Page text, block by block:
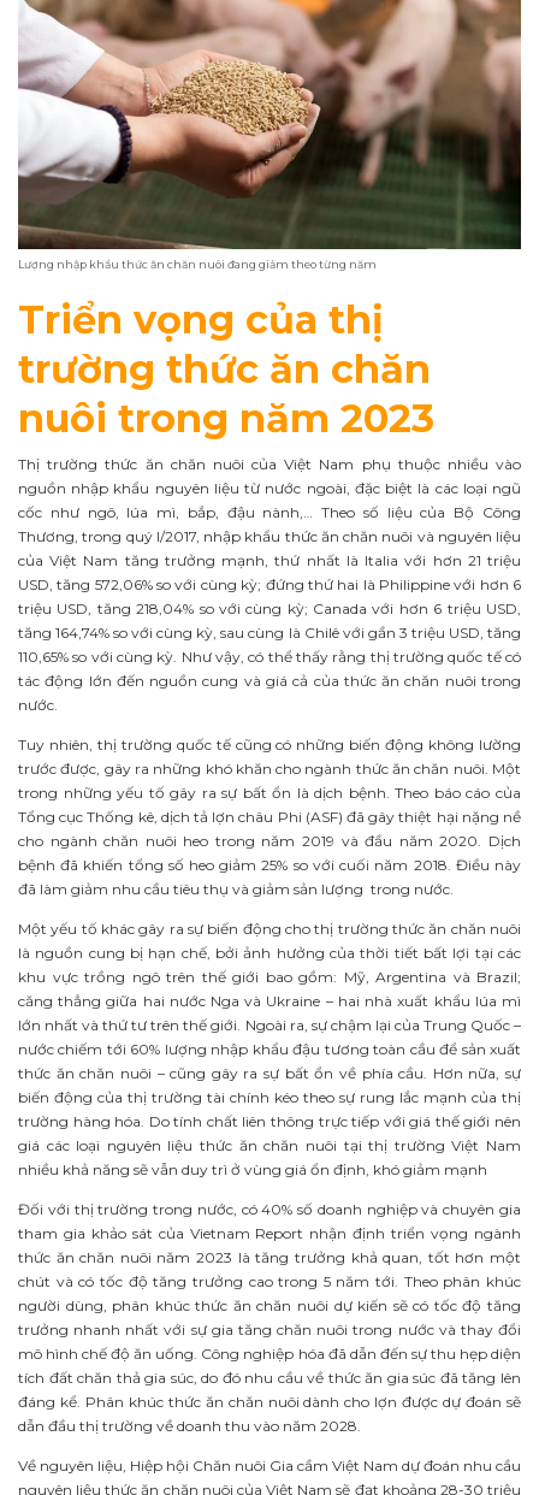
Lượng nhập khẩu thức ăn chăn nuôi đang giảm theo từng năm
Triển vọng của thị
trường thức ăn chăn
nuôi trong năm 2023
Thị trường thức ăn chăn nuôi của Việt Nam phụ thuộc nhiều vào
nguồn nhập khẩu nguyên liệu từ nước ngoài, đặc biệt là các loại ngũ
cốc như ngô, lúa mì, bắp, đậu nành,… Theo số liệu của Bộ Công
Thương, trong quý I/2017, nhập khẩu thức ăn chăn nuôi và nguyên liệu
của Việt Nam tăng trưởng mạnh, thứ nhất là Italia với hơn 21 triệu
USD, tăng 572,06% so với cùng kỳ; đứng thứ hai là Philippine với hơn 6
triệu USD, tăng 218,04% so với cùng kỳ; Canada với hơn 6 triệu USD,
tăng 164,74% so với cùng kỳ, sau cùng là Chilê với gần 3 triệu USD, tăng
110,65% so với cùng kỳ. Như vậy, có thể thấy rằng thị trường quốc tế có
tác động lớn đến nguồn cung và giá cả của thức ăn chăn nuôi trong
nước.
Tuy nhiên, thị trường quốc tế cũng có những biến động không lường
trước được, gây ra những khó khăn cho ngành thức ăn chăn nuôi. Một
trong những yếu tố gây ra sự bất ổn là dịch bệnh. Theo báo cáo của
Tổng cục Thống kê, dịch tả lợn châu Phi (ASF) đã gây thiệt hại nặng nề
cho ngành chăn nuôi heo trong năm 2019 và đầu năm 2020. Dịch
bệnh đã khiến tổng số heo giảm 25% so với cuối năm 2018. Điều này
đã làm giảm nhu cầu tiêu thụ và giảm sản lượng trong nước.
Một yếu tố khác gây ra sự biến động cho thị trường thức ăn chăn nuôi
là nguồn cung bị hạn chế, bởi ảnh hưởng của thời tiết bất lợi tại các
khu vực trồng ngô trên thế giới bao gồm: Mỹ, Argentina và Brazil;
căng thẳng giữa hai nước Nga và Ukraine – hai nhà xuất khẩu lúa mì
lớn nhất và thứ tư trên thế giới. Ngoài ra, sự chậm lại của Trung Quốc –
nước chiếm tới 60% lượng nhập khẩu đậu tương toàn cầu để sản xuất
thức ăn chăn nuôi – cũng gây ra sự bất ổn về phía cầu. Hơn nữa, sự
biến động của thị trường tài chính kéo theo sự rung lắc mạnh của thị
trường hàng hóa. Do tính chất liên thông trực tiếp với giá thế giới nên
giá các loại nguyên liệu thức ăn chăn nuôi tại thị trường Việt Nam
nhiều khả năng sẽ vẫn duy trì ở vùng giá ổn định, khó giảm mạnh
Đối với thị trường trong nước, có 40% số doanh nghiệp và chuyên gia
tham gia khảo sát của Vietnam Report nhận định triển vọng ngành
thức ăn chăn nuôi năm 2023 là tăng trưởng khả quan, tốt hơn một
chút và có tốc độ tăng trưởng cao trong 5 năm tới. Theo phân khúc
người dùng, phân khúc thức ăn chăn nuôi dự kiến ​​sẽ có tốc độ tăng
trưởng nhanh nhất với sự gia tăng chăn nuôi trong nước và thay đổi
mô hình chế độ ăn uống. Công nghiệp hóa đã dẫn đến sự thu hẹp diện
tích đất chăn thả gia súc, do đó nhu cầu về thức ăn gia súc đã tăng lên
đáng kể. Phân khúc thức ăn chăn nuôi dành cho lợn được dự đoán sẽ
dẫn đầu thị trường về doanh thu vào năm 2028.
Về nguyên liệu, Hiệp hội Chăn nuôi Gia cầm Việt Nam dự đoán nhu cầu
nguyên liệu thức ăn chăn nuôi của Việt Nam sẽ đạt khoảng 28-30 triệu